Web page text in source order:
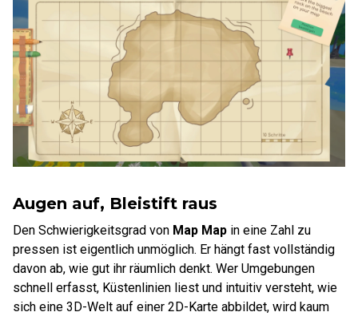
Augen auf, Bleistift raus
Den Schwierigkeitsgrad von Map Map in eine Zahl zu
pressen ist eigentlich unmöglich. Er hängt fast vollständig
davon ab, wie gut ihr räumlich denkt. Wer Umgebungen
schnell erfasst, Küstenlinien liest und intuitiv versteht, wie
sich eine 3D-Welt auf einer 2D-Karte abbildet, wird kaum